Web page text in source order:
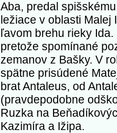
Aba, predal
ležiace v oblasti Malej
ľavom brehu rieky
pretože spomínané
zemanov z Bašky. V
spätne prisúdené
brat Antaleus, od
(pravdepodobne
Ruzka na
Kazimíra a Ižipa.